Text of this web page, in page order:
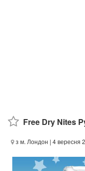
Free Dry Nites
з м. Лондон | 4 вересня